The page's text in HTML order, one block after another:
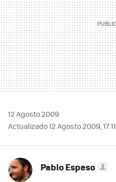
12 Agosto 2009
Actualizado 12 Agosto 2009, 17:11
Pablo Espeso